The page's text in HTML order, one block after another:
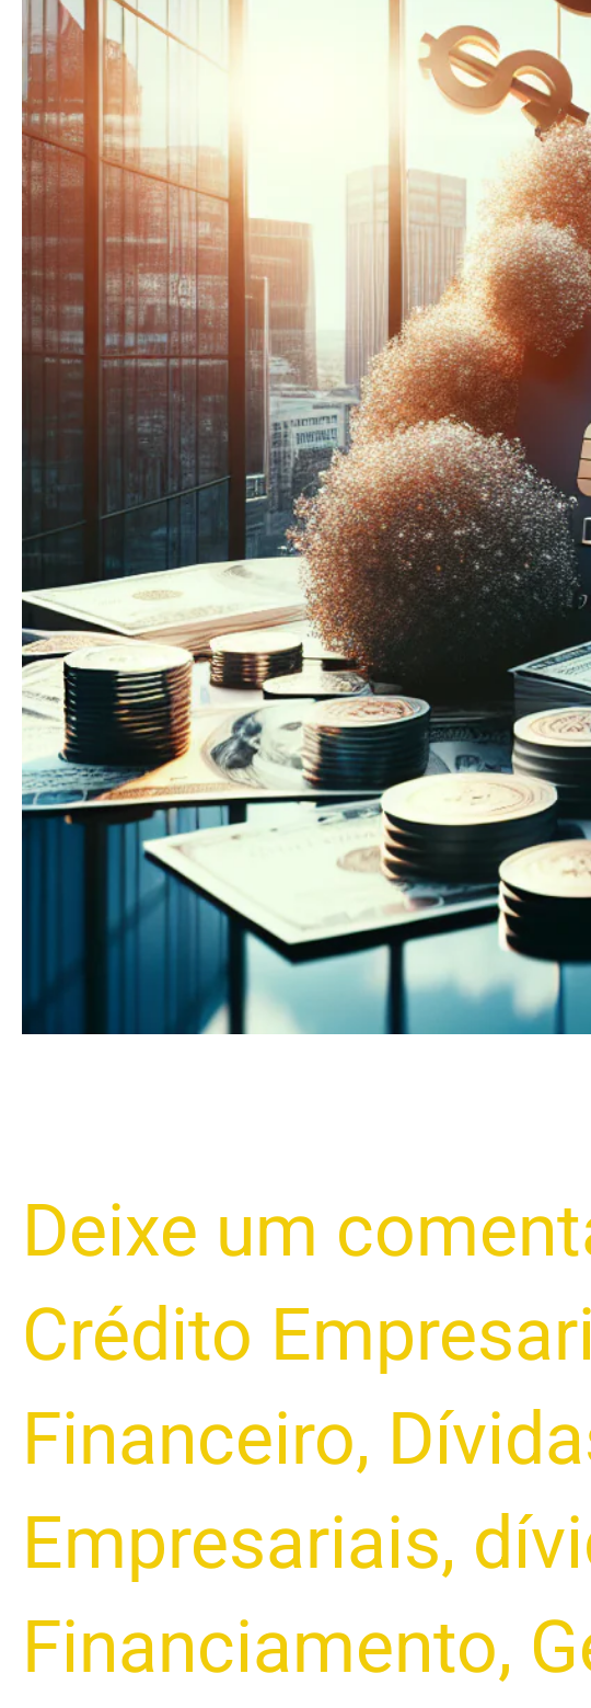
Deixe um
Crédito
Financeiro,
Empresariais,
Financiamento,